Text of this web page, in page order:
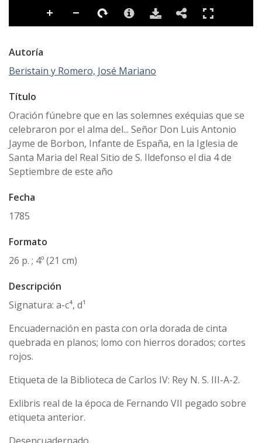
Autoría
Beristain y Romero, José Mariano
Título
Oración fúnebre que en las solemnes exéquias que se
celebraron por el alma del... Señor Don Luis Antonio
Jayme de Borbon, Infante de España, en la Iglesia de
Santa Maria del Real Sitio de S. Ildefonso el dia 4 de
Septiembre de este año
Fecha
1785
Formato
26 p. ; 4º (21 cm)
Descripción
Signatura: a-c⁴, d¹
Encuadernación en pasta con orla dorada de cinta
quebrada en planos; lomo con hierros dorados; cortes
rojos.
Etiqueta de la Biblioteca de Carlos IV: Rey N. S. III-A-2.
Exlibris real de la época de Fernando VII pegado sobre
etiqueta anterior.
Desencuadernado.